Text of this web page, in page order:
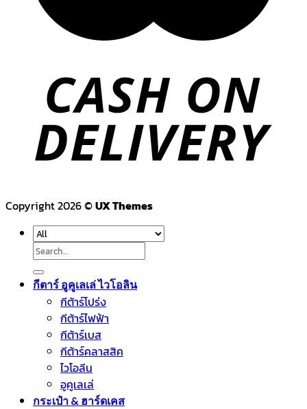
Copyright 2026 ©UX Themes
Search
for:
กีตาร์ อูคูเลเล่ ไวโอลิน
กีต้าร์โปร่ง
กีต้าร์ไฟฟ้า
กีต้าร์เบส
กีต้าร์คลาสสิค
ไวโอลีน
อูคูเลเล่
กระเป๋า & ฮาร์ดเคส